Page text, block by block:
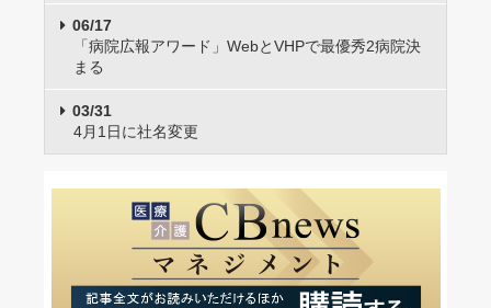
06/17
「病院広報アワード」WebとVHPで最優秀2病院決
まる
03/31
4月1日に社名変更